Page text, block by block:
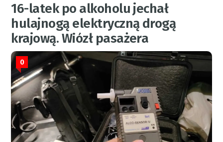
16-latek po alkoholu jechał
hulajnogą elektryczną drogą
krajową. Wiózł pasażera
0